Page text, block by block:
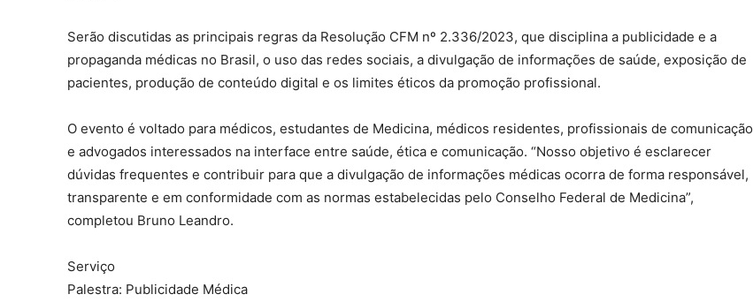
Serão discutidas as principais regras da Resolução CFM nº 2.336/2023, que disciplina a publicidade e a
propaganda médicas no Brasil, o uso das redes sociais, a divulgação de informações de saúde, exposição de
pacientes, produção de conteúdo digital e os limites éticos da promoção profissional.
O evento é voltado para médicos, estudantes de Medicina, médicos residentes, profissionais de comunicação
e advogados interessados na interface entre saúde, ética e comunicação. “Nosso objetivo é esclarecer
dúvidas frequentes e contribuir para que a divulgação de informações médicas ocorra de forma responsável,
transparente e em conformidade com as normas estabelecidas pelo Conselho Federal de Medicina”,
completou Bruno Leandro.
Serviço
Palestra: Publicidade Médica